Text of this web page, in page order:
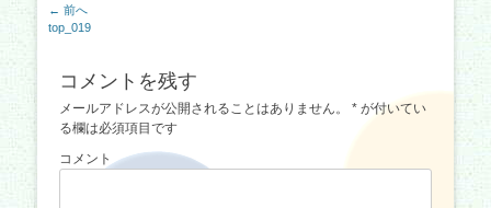
投
稿
ビ
ゲ
シ
← 前へ
前
top_019
コメントを残す
メールアドレスが公開されることはありません。 * が付いてい
る欄は必須項目です
コメント